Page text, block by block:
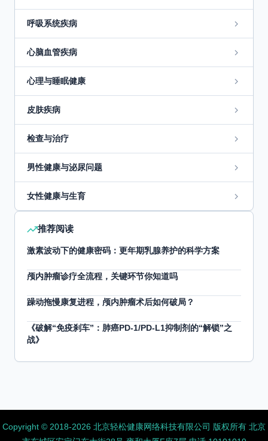
呼吸系统疾病
心脑血管疾病
心理与睡眠健康
皮肤疾病
检查与治疗
男性健康与泌尿问题
女性健康与生育
推荐阅读
激素波动下的健康密码：更年期乳腺养护的科学方案
颅内肿瘤诊疗全流程，关键环节你知道吗
躁动拖慢康复进程，颅内肿瘤术后如何破局？
《破解“免疫刹车”：肺癌PD-1/PD-L1抑制剂的“解锁”之
战》
Copyright ©️ 2018-2026 北京轻松健康网络科技有限公司 版权所有 北京